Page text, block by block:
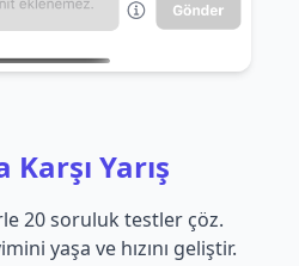
Yarış
20 soruluk testler çöz.
yaşa ve hızını geliştir.